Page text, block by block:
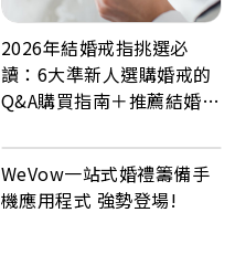
2026年結婚戒指挑選必
讀：6大準新人選購婚戒的
Q&A購買指南＋推薦結婚戒
WeVow一站式婚禮籌備手
機應用程式 強勢登場!